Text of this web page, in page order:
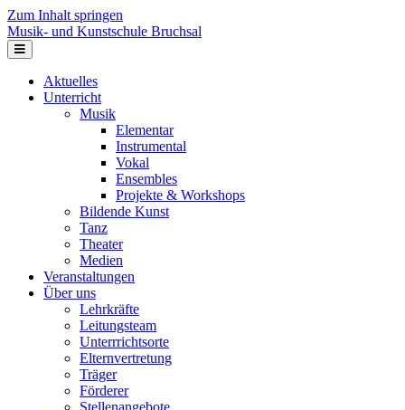
Zum Inhalt springen
Musik- und Kunstschule Bruchsal
Navigation
Aktuelles
Unterricht
Musik
Elementar
Instrumental
Vokal
Ensembles
Projekte & Workshops
Bildende Kunst
Tanz
Theater
Medien
Veranstaltungen
Über uns
Lehrkräfte
Leitungsteam
Unterrrichtsorte
Elternvertretung
Träger
Förderer
Stellenangebote